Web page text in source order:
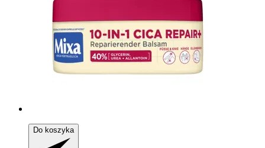
Do koszyka